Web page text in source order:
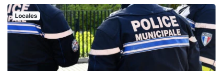
Locales